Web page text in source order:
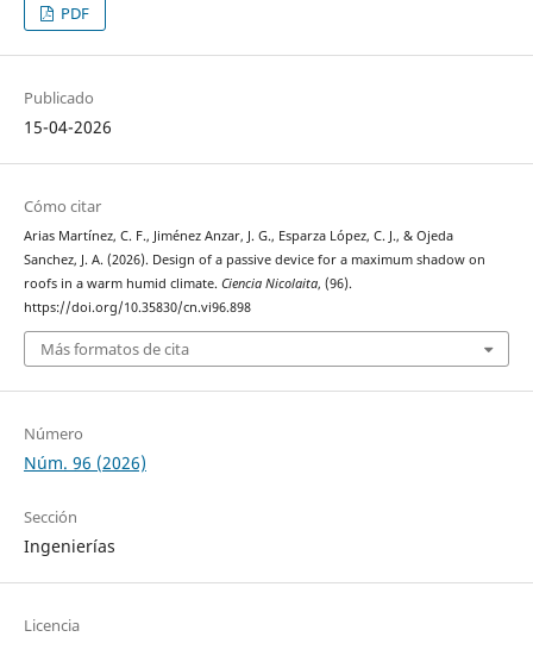
PDF
Publicado
15-04-2026
Cómo citar
Arias Martínez, C. F., Jiménez Anzar, J. G., Esparza López, C. J., & Ojeda
Sanchez, J. A. (2026). Design of a passive device for a maximum shadow on
roofs in a warm humid climate. Ciencia Nicolaita, (96).
https://doi.org/10.35830/cn.vi96.898
Más formatos de cita
Número
Núm. 96 (2026)
Sección
Ingenierías
Licencia